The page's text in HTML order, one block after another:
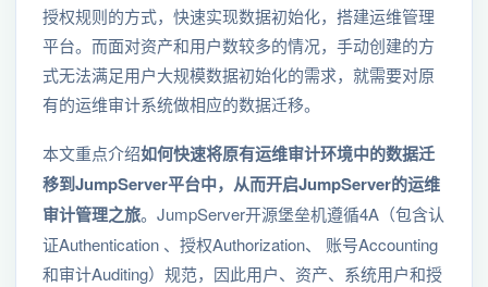
授权规则的方式，快速实现数据初始化，搭建运维管理
平台。而面对资产和用户数较多的情况，手动创建的方
式无法满足用户大规模数据初始化的需求，就需要对原
有的运维审计系统做相应的数据迁移。
本文重点介绍如何快速将原有运维审计环境中的数据迁
移到JumpServer平台中，从而开启JumpServer的运维
审计管理之旅。JumpServer开源堡垒机遵循4A（包含认
证Authentication 、授权Authorization、 账号Accounting
和审计Auditing）规范，因此用户、资产、系统用户和授